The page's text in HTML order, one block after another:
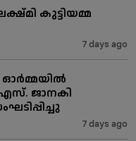
കുട്ടിയമ്മ
7 days ago
ഓർമ്മയിൽ
എസ്. ജാനകി
7 days ago